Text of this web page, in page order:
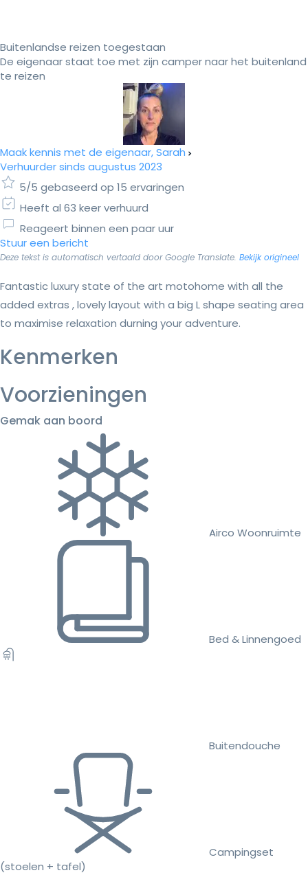
Buitenlandse reizen toegestaan
De eigenaar staat toe met zijn camper naar het buitenland
te reizen
Maak kennis met de eigenaar, Sarah
Verhuurder sinds augustus 2023
5/5 gebaseerd op 15 ervaringen
Heeft al 63 keer verhuurd
Reageert binnen een paar uur
Stuur een bericht
Deze tekst is automatisch vertaald door Google Translate. Bekijk origineel
Fantastic luxury state of the art motohome with all the
added extras , lovely layout with a big L shape seating area
to maximise relaxation durning your adventure.
Kenmerken
Voorzieningen
Gemak aan boord
Airco Woonruimte
Bed & Linnengoed
Buitendouche
Campingset
(stoelen + tafel)